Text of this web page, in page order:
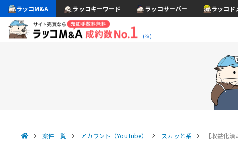
ラッコM&A ラッコキーワード ラッコサーバー ラッコド
(※)
案件一覧 アカウント（YouTube） スカッと系 【収益化